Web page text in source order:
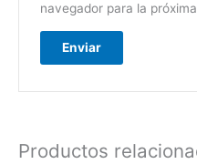
navegador para la
Productos